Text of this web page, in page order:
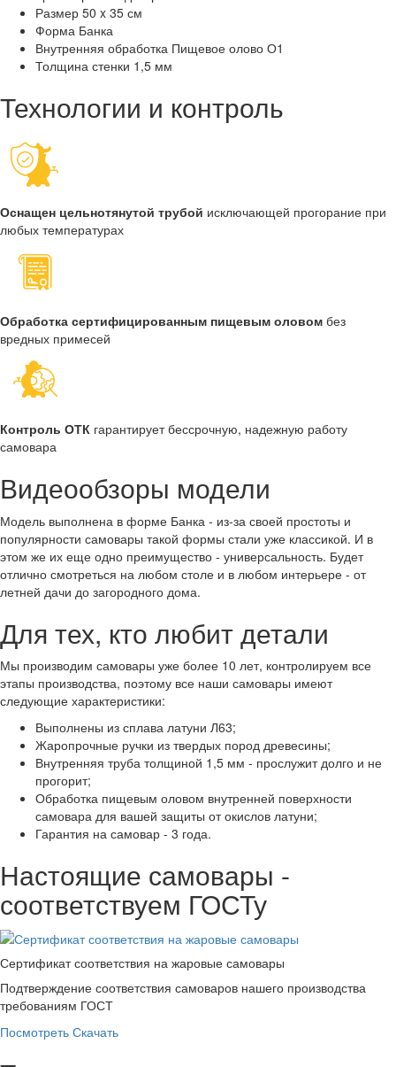
Размер 50 x 35 см
Форма Банка
Внутренняя обработка Пищевое олово О1
Толщина стенки 1,5 мм
Технологии и контроль
Оснащен цельнотянутой трубой исключающей прогорание при
любых температурах
Обработка сертифицированным пищевым оловом без
вредных примесей
Контроль ОТК гарантирует бессрочную, надежную работу
самовара
Видеообзоры модели
Модель выполнена в форме Банка - из-за своей простоты и
популярности самовары такой формы стали уже классикой. И в
этом же их еще одно преимущество - универсальность. Будет
отлично смотреться на любом столе и в любом интерьере - от
летней дачи до загородного дома.
Для тех, кто любит детали
Мы производим самовары уже более 10 лет, контролируем все
этапы производства, поэтому все наши самовары имеют
следующие характеристики:
Выполнены из сплава латуни Л63;
Жаропрочные ручки из твердых пород древесины;
Внутренняя труба толщиной 1,5 мм - прослужит долго и не
прогорит;
Обработка пищевым оловом внутренней поверхности
самовара для вашей защиты от окислов латуни;
Гарантия на самовар - 3 года.
Настоящие самовары -
соответствуем ГОСТу
Сертификат соответствия на жаровые самовары
Подтверждение соответствия самоваров нашего производства
требованиям ГОСТ
Посмотреть Скачать